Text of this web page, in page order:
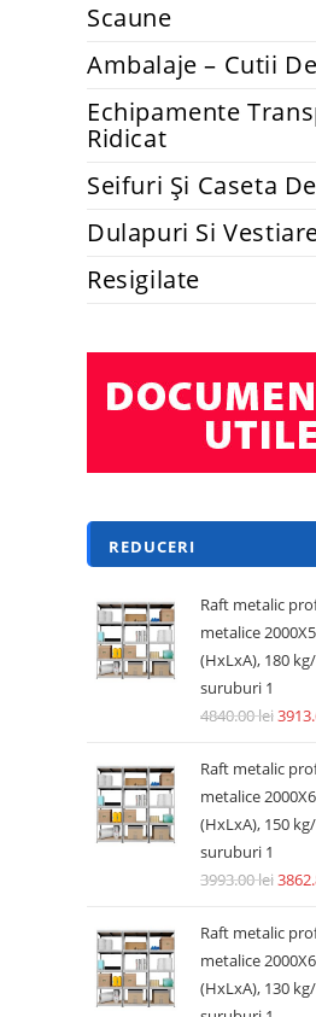
Scaune
Ambalaje – Cutii
Echipamente
Ridicat
Seifuri Și Caseta
Dulapuri Si
Resigilate
REDUCERI
Raft metalic
metalice
(HxLxA), 180
suruburi 1
4840.00lei
Raft metalic
metalice
(HxLxA), 150
suruburi 1
3993.00lei
Raft metalic
metalice
(HxLxA), 130